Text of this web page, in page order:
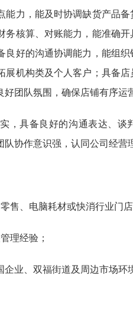
能力，能及时协调缺货产品
务核算、对账能力，能准确
良好的沟通协调能力，能组
展机构类及个人客户；具备
团队氛围，确保店铺有序运
，具备良好的沟通表达、谈
协作意识强，认同公司经营
售、电脑耗材或快消行业门店
理经验；
业、双福街道及周边市场环